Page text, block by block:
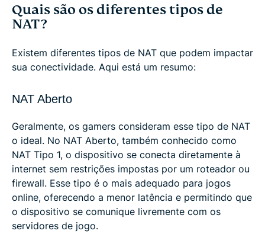
Quais são os diferentes tipos de
NAT?
Existem diferentes tipos de NAT que podem impactar
sua conectividade. Aqui está um resumo:
NAT Aberto
Geralmente, os gamers consideram esse tipo de NAT
o ideal. No NAT Aberto, também conhecido como
NAT Tipo 1, o dispositivo se conecta diretamente à
internet sem restrições impostas por um roteador ou
firewall. Esse tipo é o mais adequado para jogos
online, oferecendo a menor latência e permitindo que
o dispositivo se comunique livremente com os
servidores de jogo.